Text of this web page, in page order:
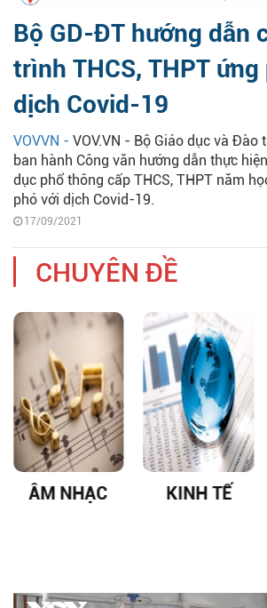
Bộ GD-ĐT hướng dẫn
trình THCS, THPT
dịch Covid-19
VOVVN - VOV.VN - Bộ Giáo dục và Đào
ban hành Công văn hướng dẫn thực
dục phổ thông cấp THCS, THPT năm
phó với dịch Covid-19.
17/09/2021
CHUYÊN ĐỀ
ÂM NHẠC KINH TẾ